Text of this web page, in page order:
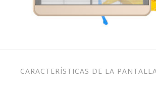
CARACTERÍSTICAS DE LA